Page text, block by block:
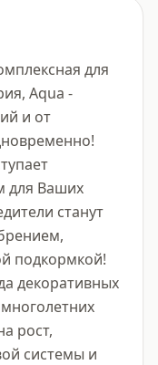
для
Aqua -
и от
для Ваших
станут
подкормкой!
декоративных
рост,
системы и